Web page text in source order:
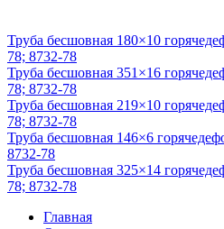
Труба бесшовная 180×10
78; 8732-78
Труба бесшовная 351×16
78; 8732-78
Труба бесшовная 219×10
78; 8732-78
Труба бесшовная 146×6
8732-78
Труба бесшовная 325×14
78; 8732-78
Главная